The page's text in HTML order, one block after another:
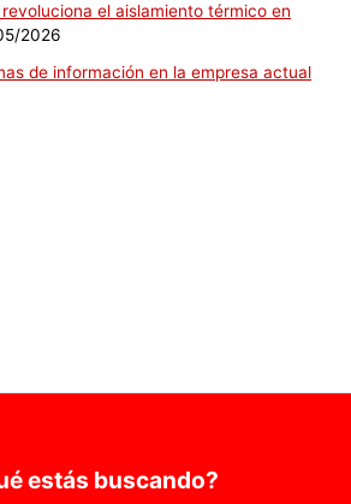
el aislamiento térmico en
2026
de información en la empresa actual
estás buscando?